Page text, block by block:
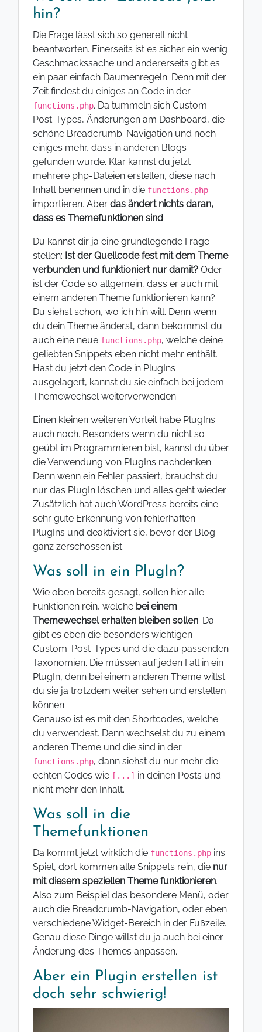
hin?
Die Frage lässt sich so generell nicht
beantworten. Einerseits ist es sicher ein wenig
Geschmackssache und andererseits gibt es
ein paar einfach Daumenregeln. Denn mit der
Zeit findest du einiges an Code in der
functions.php. Da tummeln sich Custom-
Post-Types, Änderungen am Dashboard, die
schöne Breadcrumb-Navigation und noch
einiges mehr, dass in anderen Blogs
gefunden wurde. Klar kannst du jetzt
mehrere php-Dateien erstellen, diese nach
Inhalt benennen und in die functions.php
importieren. Aber das ändert nichts daran,
dass es Themefunktionen sind.
Du kannst dir ja eine grundlegende Frage
stellen: Ist der Quellcode fest mit dem Theme
verbunden und funktioniert nur damit? Oder
ist der Code so allgemein, dass er auch mit
einem anderen Theme funktionieren kann?
Du siehst schon, wo ich hin will. Denn wenn
du dein Theme änderst, dann bekommst du
auch eine neue functions.php, welche deine
geliebten Snippets eben nicht mehr enthält.
Hast du jetzt den Code in PlugIns
ausgelagert, kannst du sie einfach bei jedem
Themewechsel weiterverwenden.
Einen kleinen weiteren Vorteil habe PlugIns
auch noch. Besonders wenn du nicht so
geübt im Programmieren bist, kannst du über
die Verwendung von PlugIns nachdenken.
Denn wenn ein Fehler passiert, brauchst du
nur das PlugIn löschen und alles geht wieder.
Zusätzlich hat auch WordPress bereits eine
sehr gute Erkennung von fehlerhaften
PlugIns und deaktiviert sie, bevor der Blog
ganz zerschossen ist.
Was soll in ein PlugIn?
Wie oben bereits gesagt, sollen hier alle
Funktionen rein, welche bei einem
Themewechsel erhalten bleiben sollen. Da
gibt es eben die besonders wichtigen
Custom-Post-Types und die dazu passenden
Taxonomien. Die müssen auf jeden Fall in ein
PlugIn, denn bei einem anderen Theme willst
du sie ja trotzdem weiter sehen und erstellen
können.
Genauso ist es mit den Shortcodes, welche
du verwendest. Denn wechselst du zu einem
anderen Theme und die sind in der
functions.php, dann siehst du nur mehr die
echten Codes wie [...] in deinen Posts und
nicht mehr den Inhalt.
Was soll in die
Themefunktionen
Da kommt jetzt wirklich die functions.php ins
Spiel, dort kommen alle Snippets rein, die nur
mit diesem speziellen Theme funktionieren.
Also zum Beispiel das besondere Menü, oder
auch die Breadcrumb-Navigation, oder eben
verschiedene Widget-Bereich in der Fußzeile.
Genau diese Dinge willst du ja auch bei einer
Änderung des Themes anpassen.
Aber ein Plugin erstellen ist
doch sehr schwierig!